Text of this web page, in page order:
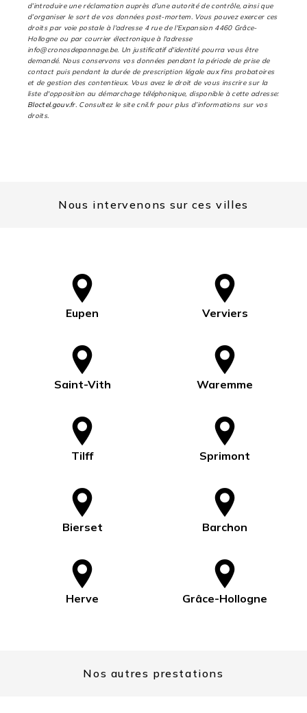
d’introduire une réclamation auprès d’une autorité de contrôle, ainsi que
d’organiser le sort de vos données post-mortem. Vous pouvez exercer ces
droits par voie postale à l'adresse 4 rue de l'Expansion 4460 Grâce-
Hollogne ou par courrier électronique à l'adresse
info@cronosdepannage.be. Un justificatif d'identité pourra vous être
demandé. Nous conservons vos données pendant la période de prise de
contact puis pendant la durée de prescription légale aux fins probatoires
et de gestion des contentieux. Vous avez le droit de vous inscrire sur la
liste d'opposition au démarchage téléphonique, disponible à cette adresse:
Bloctel.gouv.fr. Consultez le site cnil.fr pour plus d’informations sur vos
droits.
Nous intervenons sur ces villes
Eupen Verviers
Saint-Vith Waremme
Tilff Sprimont
Bierset Barchon
Herve Grâce-Hollogne
Nos autres prestations